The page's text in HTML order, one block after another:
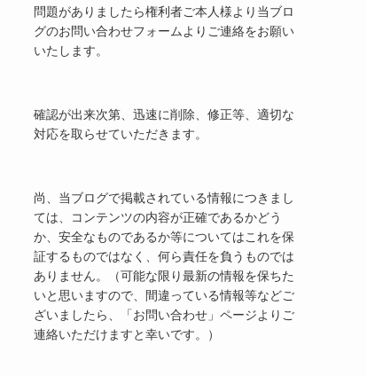
問題がありましたら権利者ご本人様より当ブロ
グのお問い合わせフォームよりご連絡をお願い
いたします。
確認が出来次第、迅速に削除、修正等、適切な
対応を取らせていただきます。
尚、当ブログで掲載されている情報につきまし
ては、コンテンツの内容が正確であるかどう
か、安全なものであるか等についてはこれを保
証するものではなく、何ら責任を負うものでは
ありません。（可能な限り最新の情報を保ちた
いと思いますので、間違っている情報等などご
ざいましたら、「お問い合わせ」ページよりご
連絡いただけますと幸いです。）